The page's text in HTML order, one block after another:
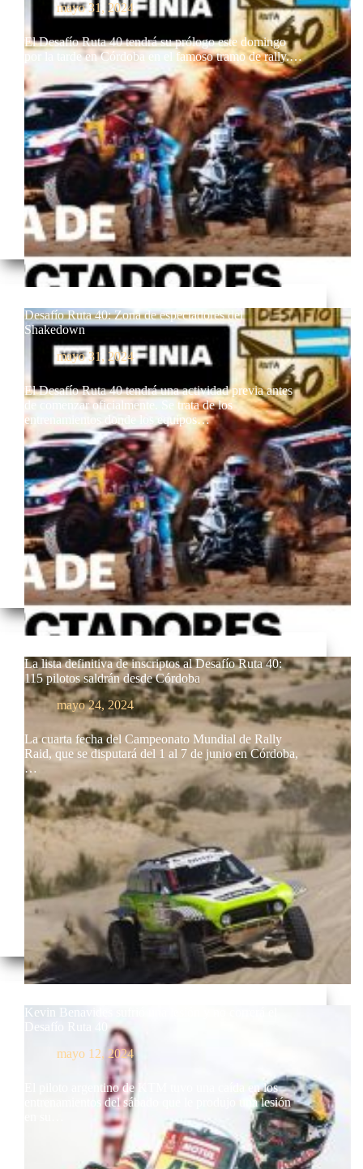
mayo 31, 2024
El Desafío Ruta 40 tendrá su prólogo este domingo
por la tarde en Córdoba en el famoso tramo de rally.…
Desafío Ruta 40: Zona de espectadores del
Shakedown
mayo 31, 2024
El Desafío Ruta 40 tendrá una actividad previa antes
de comenzar oficialmente. Se trata de los
entrenamientos donde los equipos…
La lista definitiva de inscriptos al Desafío Ruta 40:
115 pilotos saldrán desde Córdoba
mayo 24, 2024
La cuarta fecha del Campeonato Mundial de Rally
Raid, que se disputará del 1 al 7 de junio en Córdoba,
…
Kevin Benavides sufrió una lesión y no correrá el
Desafío Ruta 40
mayo 12, 2024
El piloto argentino de KTM tuvo una caída en los
entrenamientos del sábado que le produjo una lesión